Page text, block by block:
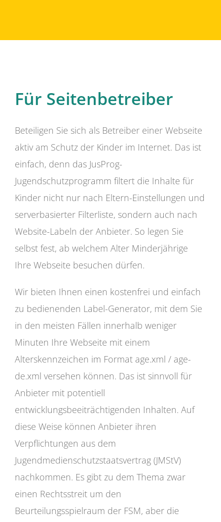
Für Seitenbetreiber
Beteiligen Sie sich als Betreiber einer Webseite
aktiv am Schutz der Kinder im Internet. Das ist
einfach, denn das JusProg-
Jugendschutzprogramm filtert die Inhalte für
Kinder nicht nur nach Eltern-Einstellungen und
serverbasierter Filterliste, sondern auch nach
Website-Labeln der Anbieter. So legen Sie
selbst fest, ab welchem Alter Minderjährige
Ihre Webseite besuchen dürfen.
Wir bieten Ihnen einen kostenfrei und einfach
zu bedienenden Label-Generator, mit dem Sie
in den meisten Fällen innerhalb weniger
Minuten Ihre Webseite mit einem
Alterskennzeichen im Format age.xml / age-
de.xml versehen können. Das ist sinnvoll für
Anbieter mit potentiell
entwicklungsbeeiträchtigenden Inhalten. Auf
diese Weise können Anbieter ihren
Verpflichtungen aus dem
Jugendmedienschutzstaatsvertrag (JMStV)
nachkommen. Es gibt zu dem Thema zwar
einen Rechtsstreit um den
Beurteilungsspielraum der FSM, aber die